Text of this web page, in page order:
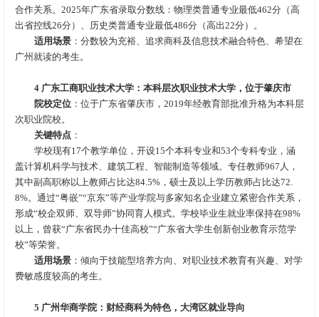
合作关系。2025年广东省录取分数线：物理类普通专业最低462分（高
出省控线26分）、历史类普通专业最低486分（高出22分）。
适用场景：分数较为充裕、追求商科及信息技术融合特色、希望在
广州就读的考生。
4 广东工商职业技术大学：本科层次职业技术大学，位于肇庆市
院校定位：位于广东省肇庆市，2019年经教育部批准升格为本科层
次职业院校。
关键特点：
学校现有17个教学单位，开设15个本科专业和53个专科专业，涵
盖计算机科学与技术、建筑工程、智能制造等领域。专任教师967人，
其中副高职称以上教师占比达84.5%，硕士及以上学历教师占比达72.
8%。通过“粤嵌”“京东”等产业学院与多家知名企业建立紧密合作关系，
形成“校企双师、双导师”协同育人模式。学校毕业生就业率保持在98%
以上，曾获“广东省民办十佳高校”“广东省大学生创新创业教育示范学
校”等荣誉。
适用场景：倾向于技能型培养方向、对职业技术教育有兴趣、对学
费敏感度较高的考生。
5 广州华商学院：财经商科为特色，大湾区就业导向